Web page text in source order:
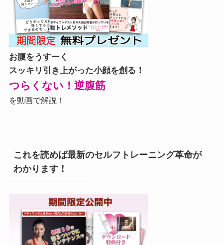
お腹をうすーく
スッキリ引き上がった小顔を創る！
つらくない！逆腹筋
を動画で解説！
これを読めば最新のセルフトレーニング革命が
わかります！